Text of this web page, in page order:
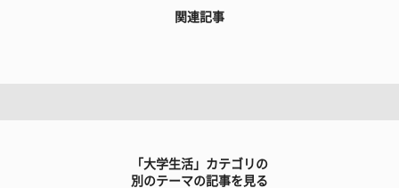
関連記事
「大学生活」カテゴリの
別のテーマの記事を見る